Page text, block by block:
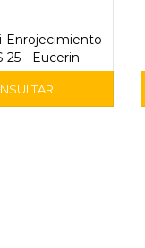
Enrojecimiento
25 - Eucerin